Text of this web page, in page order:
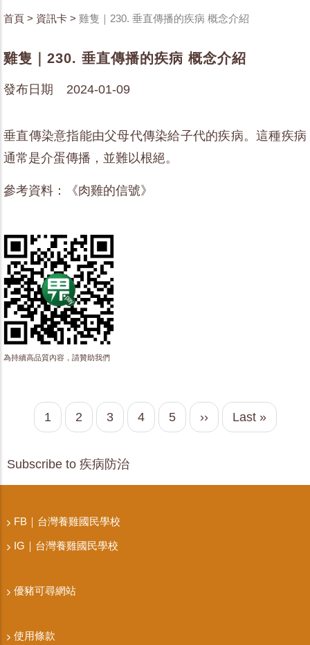
首頁 > 資訊卡 > 雞隻｜230. 垂直傳播的疾病 概念介紹
雞隻｜230. 垂直傳播的疾病 概念介紹
發布日期 2024-01-09
垂直傳染意指能由父母代傳染給子代的疾病。這種疾病
通常是介蛋傳播，並難以根絕。
參考資料：《肉雞的信號》
為持續高品質內容，請贊助我們
Pagination
目
頁
面
1
頁
2
頁
3
頁
4
頁
5
下
››
Last
Last »
Subscribe to 疾病防治
FB｜台灣養雞國民學校
IG｜台灣養雞國民學校
優豬可尋網站
使用條款